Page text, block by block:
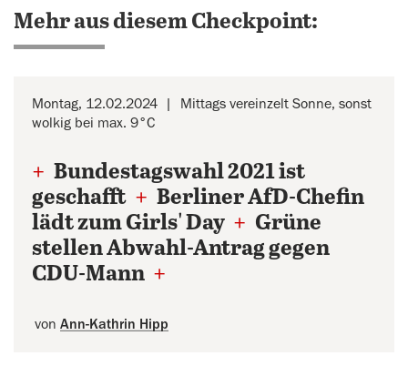
Mehr aus diesem Checkpoint:
Montag, 12.02.2024
Mittags vereinzelt Sonne, sonst
wolkig bei max. 9°C
+ Bundestagswahl 2021 ist
geschafft + Berliner AfD-Chefin
lädt zum Girls' Day + Grüne
stellen Abwahl-Antrag gegen
CDU-Mann +
von Ann-Kathrin Hipp